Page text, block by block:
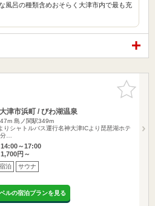
風呂の種類含めおそらく大津市内で最も充
お気に入
りに追加
津市浜町 / びわ湖温泉
島ノ関駅349m
りシャトルバス運行名神大津ICより琵琶湖ホテ
…
～17:00
円～
宿泊 サウナ
ルの宿泊プランを見る